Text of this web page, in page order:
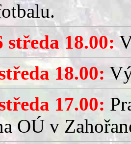
středa 18.00:
18.00:
17.00:
OÚ v